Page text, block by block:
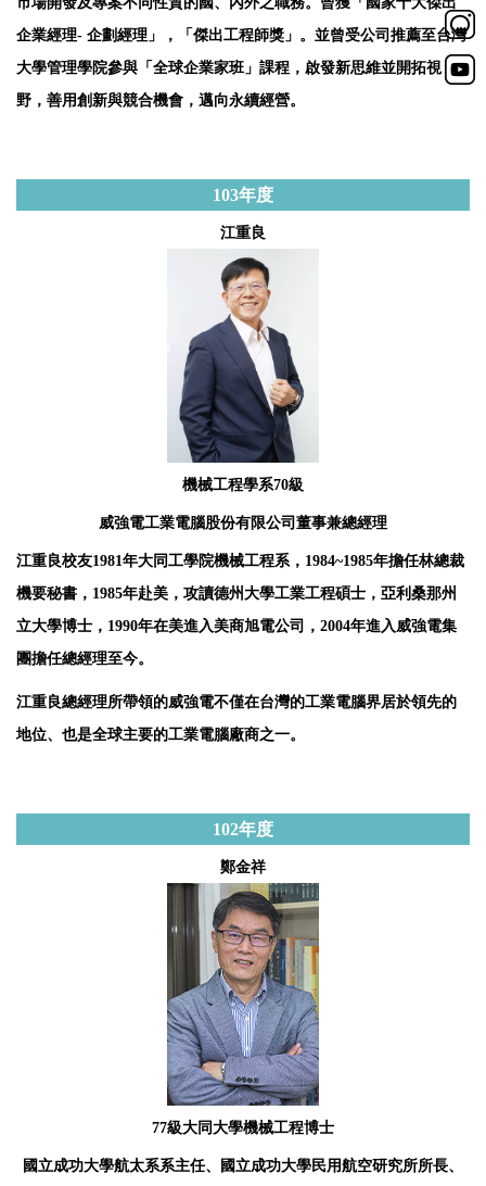
企業經理- 企劃經理」，「傑出工程師獎」。並曾受公司推薦至台灣
大學管理學院參與「全球企業家班」課程，啟發新思維並開拓視
野，善用創新與競合機會，邁向永續經營。
103年度
江重良
機械工程學系70級
威強電工業電腦股份有限公司董事兼總經理
江重良校友1981年大同工學院機械工程系，1984~1985年擔任林總裁
機要秘書，1985年赴美，攻讀德州大學工業工程碩士，亞利桑那州
立大學博士，1990年在美進入美商旭電公司，2004年進入威強電集
團擔任總經理至今。
江重良總經理所帶領的威強電不僅在台灣的工業電腦界居於領先的
地位、也是全球主要的工業電腦廠商之一。
102年度
鄭金祥
77級大同大學機械工程博士
國立成功大學航太系系主任、國立成功大學民用航空研究所所長、